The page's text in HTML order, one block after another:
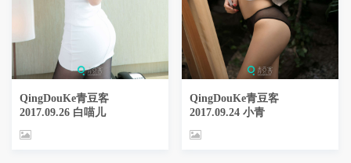
QingDouKe青豆客
2017.09.26 白喵儿
QingDouKe青豆客
2017.09.24 小青